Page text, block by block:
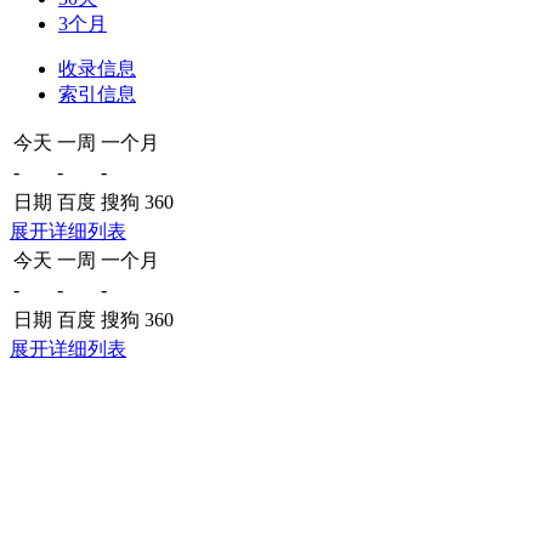
3个月
收录信息
索引信息
今天 一周 一个月
-
-
-
日期 百度 搜狗 360
展开详细列表
今天 一周 一个月
-
-
-
日期 百度 搜狗 360
展开详细列表